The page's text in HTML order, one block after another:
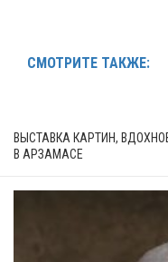
СМОТРИТЕ ТАКЖЕ:
ВЫСТАВКА КАРТИН,
В АРЗАМАСЕ